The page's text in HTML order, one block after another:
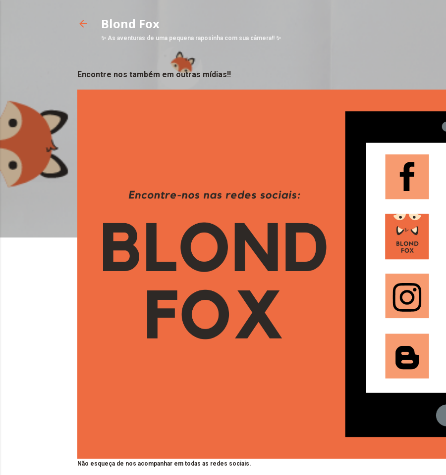
Blond Fox
✨ As aventuras de uma pequena raposinha com sua câmera!! ✨
Encontre nos também em outras mídias!!
Não esqueça de nos acompanhar em todas as redes sociais.